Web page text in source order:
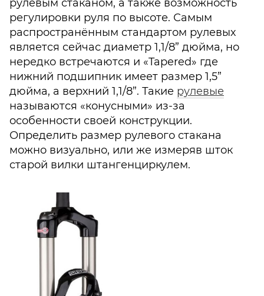
рулевым стаканом, а также возможность
регулировки руля по высоте. Самым
распространённым стандартом рулевых
является сейчас диаметр 1,1/8” дюйма, но
нередко встречаются и «Tapered» где
нижний подшипник имеет размер 1,5”
дюйма, а верхний 1,1/8”. Такие рулевые
называются «конусными» из-за
особенности своей конструкции.
Определить размер рулевого стакана
можно визуально, или же измеряв шток
старой вилки штангенциркулем.